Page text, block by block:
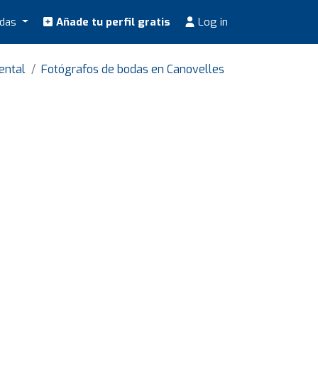
Añade tu perfil gratis Log in
Fotógrafos de bodas en Canovelles